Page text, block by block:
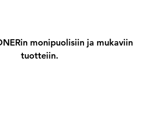
monipuolisiin ja mukaviin
tuotteiin.